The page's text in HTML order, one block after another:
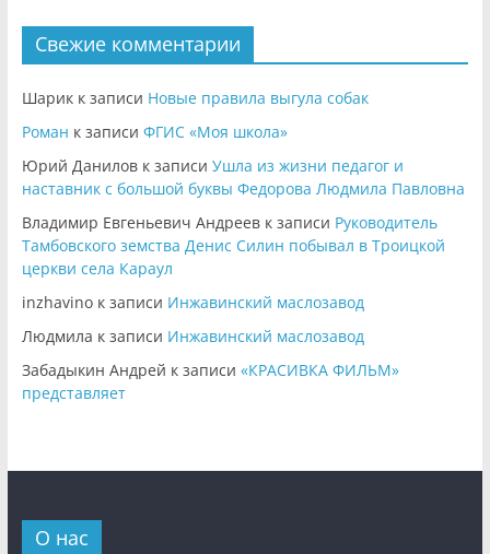
Свежие комментарии
Шарикк записи Новые правила выгула собак
Роман к записи ФГИС «Моя школа»
Юрий Даниловк записи Ушла из жизни педагог и
наставник с большой буквы Федорова Людмила Павловна
Владимир Евгеньевич Андреевк записи Руководитель
Тамбовского земства Денис Силин побывал в Троицкой
церкви села Караул
inzhavinoк записи Инжавинский маслозавод
Людмила к записи Инжавинский маслозавод
Забадыкин Андрей к записи «КРАСИВКА ФИЛЬМ»
представляет
О нас